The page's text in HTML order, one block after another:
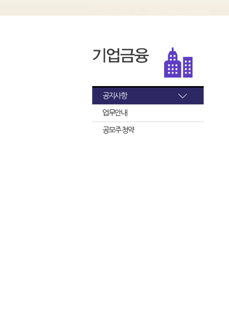
공지사항
업무안내
공모주 청약